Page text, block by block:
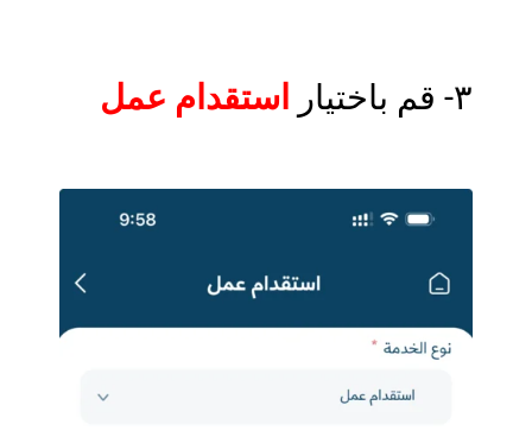
٣- قم باختيار استقدام عمل